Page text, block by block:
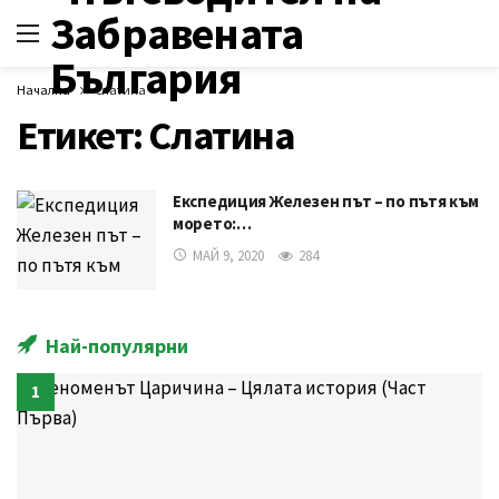
Начална Слатина
Етикет:Слатина
Експедиция Железен път – по пътя към
морето:…
МАЙ 9, 2020 284
Най-популярни